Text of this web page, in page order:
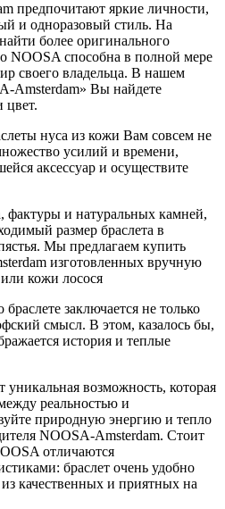
предпочитают яркие личности,
и одноразовый стиль. На
более оригинального
NOOSA способна в полной мере
своего владельца. В нашем
Amsterdam» Вы найдете
цвет.
нуса из кожи Вам совсем не
усилий и времени,
аксессуар и осуществите
и натуральных камней,
размер браслета в
Мы предлагаем купить
изготовленных вручную
кожи лосося
заключается не только
смысл. В этом, казалось бы,
история и теплые
уникальная возможность, которая
реальностью и
природную энергию и тепло
NOOSA-Amsterdam. Стоит
отличаются
браслет очень удобно
качественных и приятных на